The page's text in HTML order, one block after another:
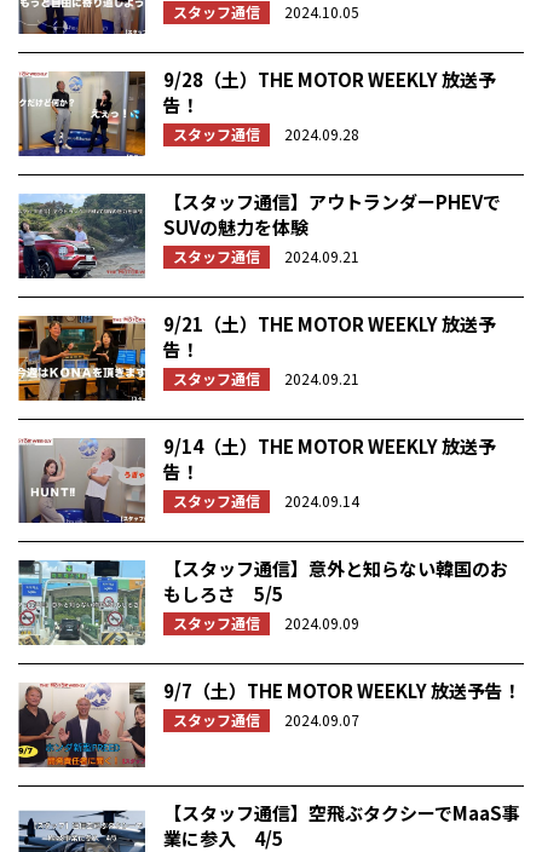
スタッフ通信 2024.10.05
9/28（土）THE MOTOR WEEKLY 放送予
告！
スタッフ通信 2024.09.28
【スタッフ通信】アウトランダーPHEVで
SUVの魅力を体験
スタッフ通信 2024.09.21
9/21（土）THE MOTOR WEEKLY 放送予
告！
スタッフ通信 2024.09.21
9/14（土）THE MOTOR WEEKLY 放送予
告！
スタッフ通信 2024.09.14
【スタッフ通信】意外と知らない韓国のお
もしろさ 5/5
スタッフ通信 2024.09.09
9/7（土）THE MOTOR WEEKLY 放送予告！
スタッフ通信 2024.09.07
【スタッフ通信】空飛ぶタクシーでMaaS事
業に参入 4/5